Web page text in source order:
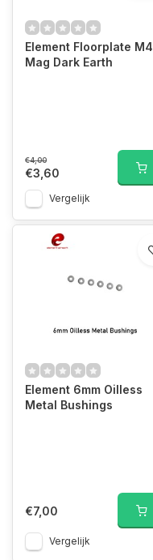
Element Floorplate M4
Mag Dark Earth
€4,00
€3,60
Vergelijk
Element 6mm Oilless
Metal Bushings
€7,00
Vergelijk